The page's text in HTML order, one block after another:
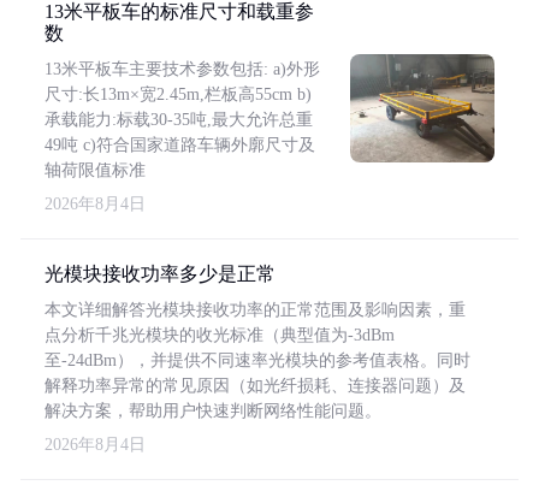
13米平板车的标准尺寸和载重参
数
13米平板车主要技术参数包括: a)外形
尺寸:长13m×宽2.45m,栏板高55cm b)
承载能力:标载30-35吨,最大允许总重
49吨 c)符合国家道路车辆外廓尺寸及
轴荷限值标准
2026年8月4日
光模块接收功率多少是正常
本文详细解答光模块接收功率的正常范围及影响因素，重
点分析千兆光模块的收光标准（典型值为-3dBm
至-24dBm），并提供不同速率光模块的参考值表格。同时
解释功率异常的常见原因（如光纤损耗、连接器问题）及
解决方案，帮助用户快速判断网络性能问题。
2026年8月4日